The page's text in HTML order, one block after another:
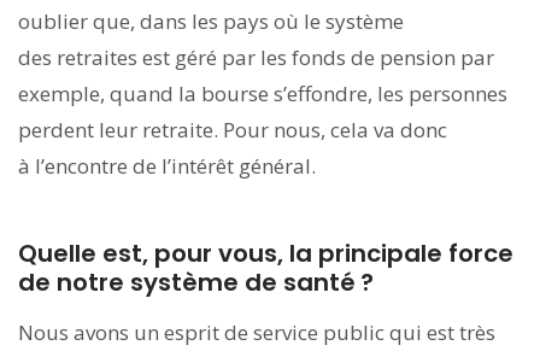
oublier que, dans les pays où le système
des retraites est géré par les fonds de pension par
exemple, quand la bourse s’effondre, les personnes
perdent leur retraite. Pour nous, cela va donc
à l’encontre de l’intérêt général.
Quelle est, pour vous, la principale force
de notre système de santé ?
Nous avons un esprit de service public qui est très